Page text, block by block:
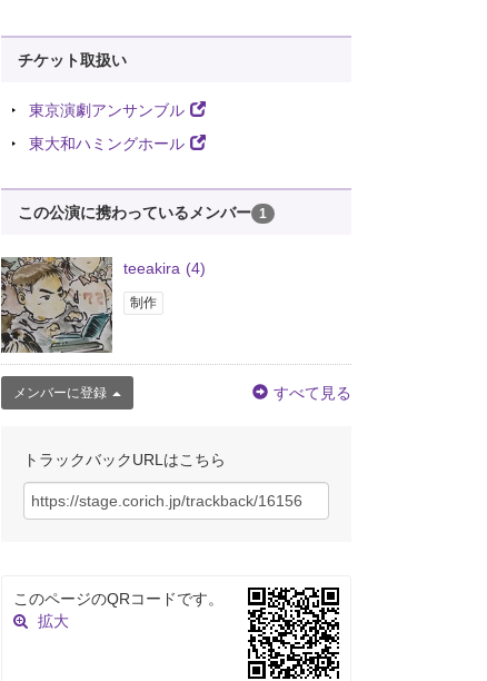
チケット取扱い
東京演劇アンサンブル
東大和ハミングホール
この公演に携わっているメンバー 1
teeakira (4)
制作
メンバーに登録 すべて見る
トラックバックURLはこちら
このページのQRコードです。
拡大